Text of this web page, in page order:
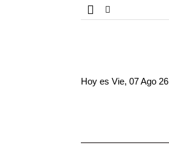
Hoy esVie, 07 Ago 26